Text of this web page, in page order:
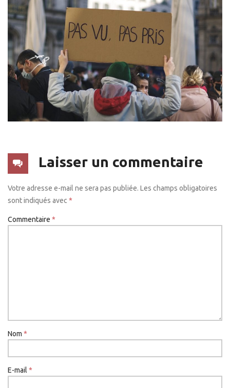
Laisser un commentaire
Votre adresse e-mail ne sera pas publiée. Les champs obligatoires
sont indiqués avec *
Commentaire *
Nom *
E-mail *